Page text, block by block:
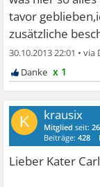
tavor
zusätzliche
30.10.2013 22:01 •
x 1
K krausix
Mitglied seit:
Beiträge:428
Lieber Kater